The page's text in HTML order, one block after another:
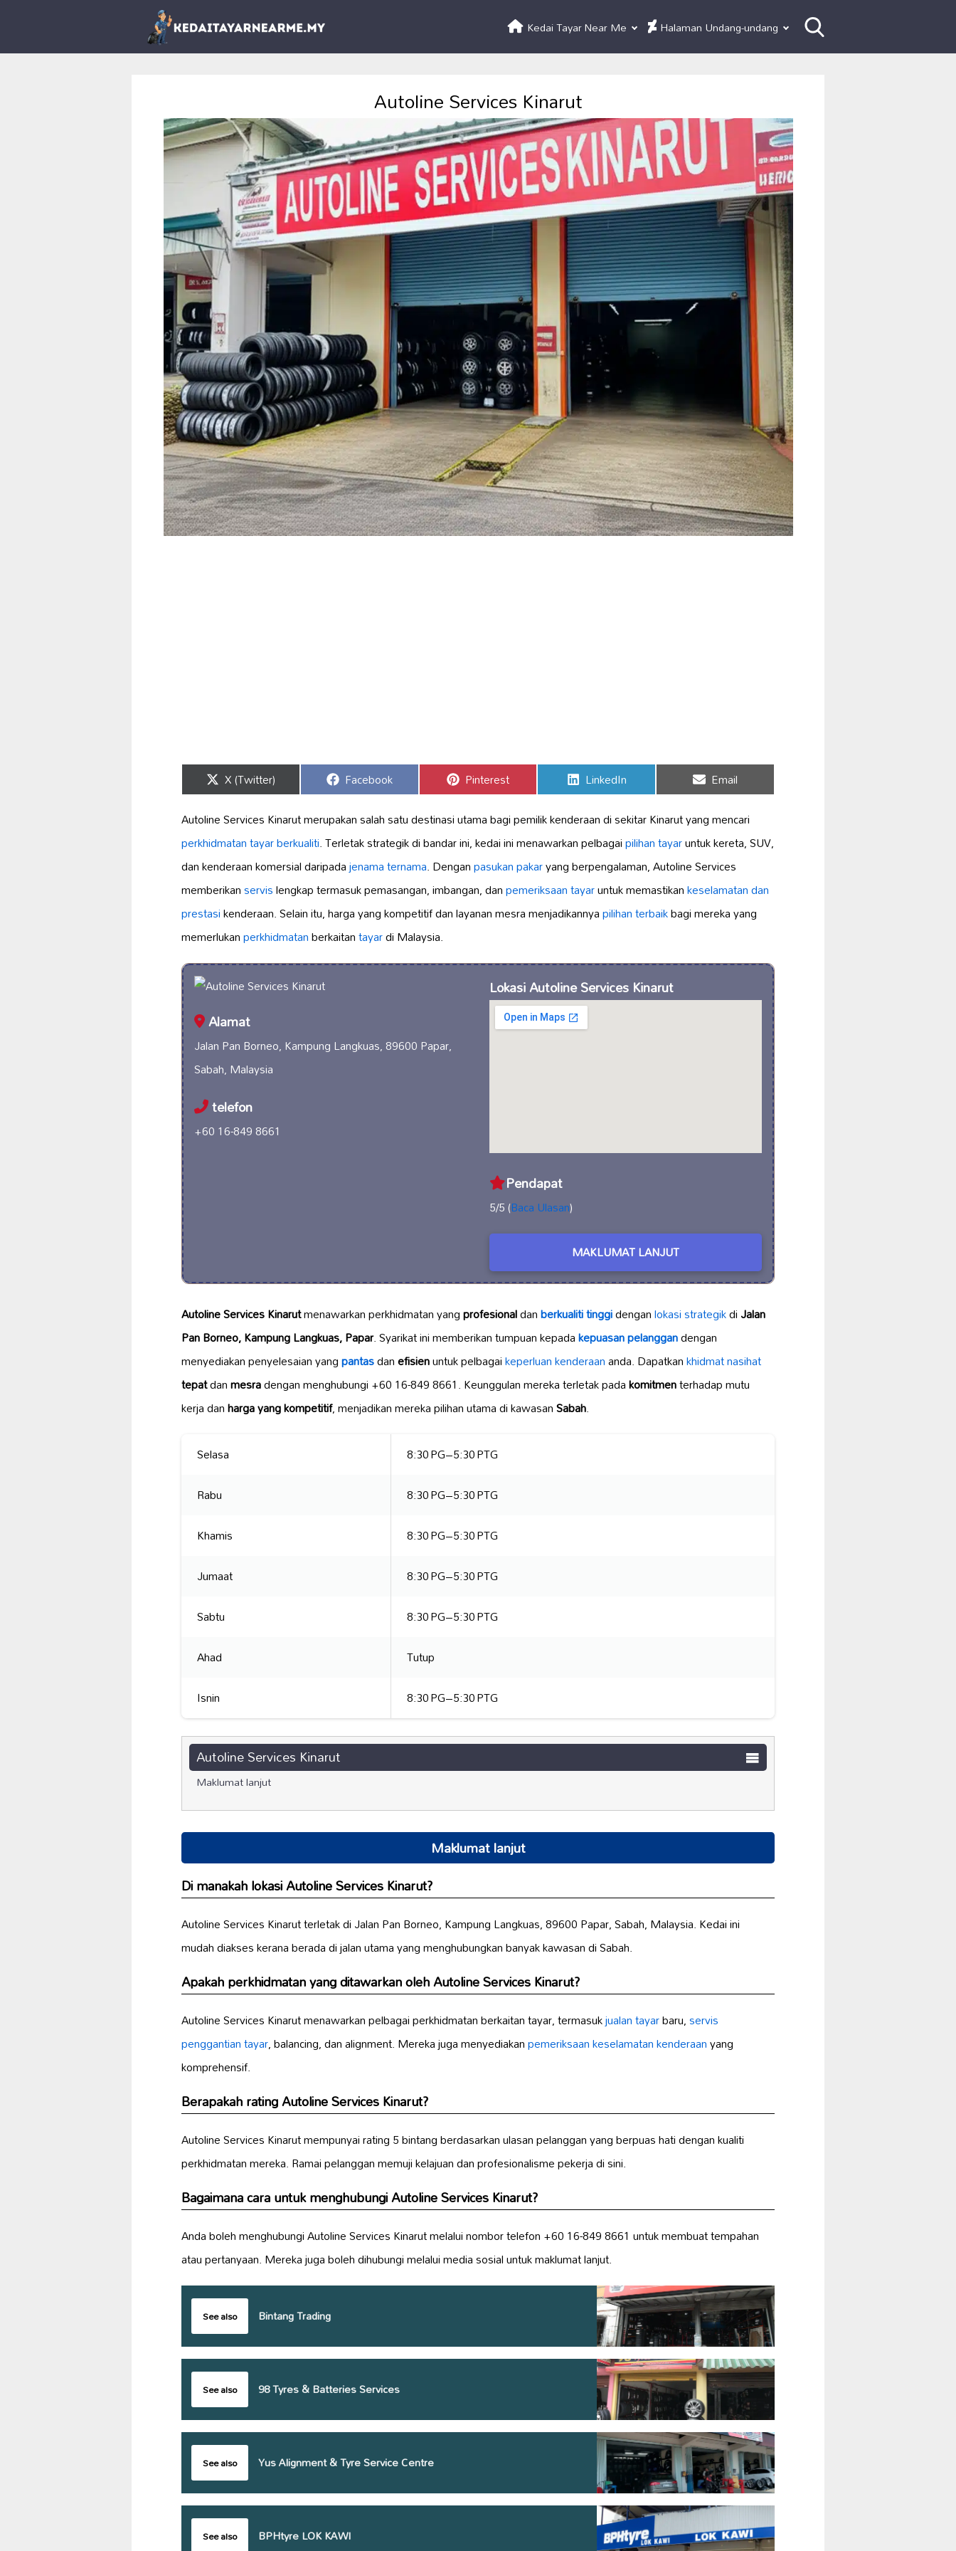
Kedai Tayar Near Me Halaman Undang-undang
Autoline Services Kinarut
Share
on
X (Twitter) Share
on
Facebook Share
on
Pinterest Share
on
LinkedIn Share
on
Email
Autoline Services Kinarut merupakan salah satu destinasi utama bagi pemilik kenderaan di sekitar Kinarut yang mencari
perkhidmatan tayar berkualiti. Terletak strategik di bandar ini, kedai ini menawarkan pelbagaipilihan tayaruntuk kereta, SUV,
dan kenderaan komersial daripadajenama ternama. Denganpasukan pakaryang berpengalaman, Autoline Services
memberikanservislengkap termasuk pemasangan, imbangan, danpemeriksaan tayaruntuk memastikankeselamatan dan
prestasikenderaan. Selain itu, harga yang kompetitif dan layanan mesra menjadikannyapilihan terbaikbagi mereka yang
memerlukanperkhidmatanberkaitantayardi Malaysia.
Alamat
Jalan Pan Borneo, Kampung Langkuas, 89600 Papar,
Sabah, Malaysia
telefon
+60 16-849 8661
Lokasi Autoline Services Kinarut
Pendapat
5/5 (Baca Ulasan)
MAKLUMAT LANJUT
Autoline Services Kinarutmenawarkan perkhidmatan yangprofesionaldanberkualiti tinggidenganlokasi strategikdiJalan
Pan Borneo, Kampung Langkuas, Papar. Syarikat ini memberikan tumpuan kepadakepuasan pelanggandengan
menyediakan penyelesaian yangpantasdanefisienuntuk pelbagaikeperluan kenderaananda. Dapatkankhidmat nasihat
tepatdanmesradengan menghubungi +60 16-849 8661. Keunggulan mereka terletak padakomitmenterhadap mutu
kerja danharga yang kompetitif, menjadikan mereka pilihan utama di kawasanSabah.
Selasa
8:30 PG–5:30 PTG
Rabu
8:30 PG–5:30 PTG
Khamis
8:30 PG–5:30 PTG
Jumaat
8:30 PG–5:30 PTG
Sabtu
8:30 PG–5:30 PTG
Ahad
Tutup
Isnin
8:30 PG–5:30 PTG
Autoline Services Kinarut
Maklumat lanjut
Maklumat lanjut
Di manakah lokasi Autoline Services Kinarut?
Autoline Services Kinarut terletak di Jalan Pan Borneo, Kampung Langkuas, 89600 Papar, Sabah, Malaysia. Kedai ini
mudah diakses kerana berada di jalan utama yang menghubungkan banyak kawasan di Sabah.
Apakah perkhidmatan yang ditawarkan oleh Autoline Services Kinarut?
Autoline Services Kinarut menawarkan pelbagai perkhidmatan berkaitan tayar, termasukjualan tayarbaru,servis
penggantian tayar, balancing, dan alignment. Mereka juga menyediakanpemeriksaan keselamatan kenderaanyang
komprehensif.
Berapakah rating Autoline Services Kinarut?
Autoline Services Kinarut mempunyai rating 5 bintang berdasarkan ulasan pelanggan yang berpuas hati dengan kualiti
perkhidmatan mereka. Ramai pelanggan memuji kelajuan dan profesionalisme pekerja di sini.
Bagaimana cara untuk menghubungi Autoline Services Kinarut?
Anda boleh menghubungi Autoline Services Kinarut melalui nombor telefon +60 16-849 8661 untuk membuat tempahan
atau pertanyaan. Mereka juga boleh dihubungi melalui media sosial untuk maklumat lanjut.
See also Bintang Trading
See also 98 Tyres & Batteries Services
See also Yus Alignment & Tyre Service Centre
See also BPHtyre LOK KAWI